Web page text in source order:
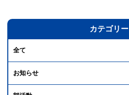
カテゴリー
全て
お知らせ